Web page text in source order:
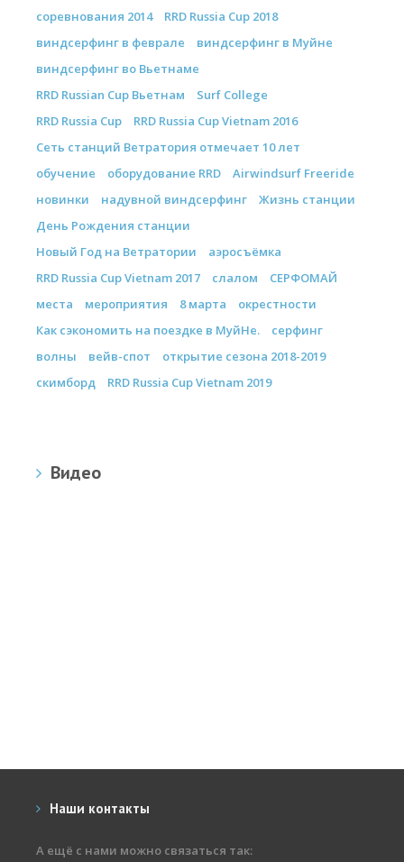
соревнования 2014
RRD Russia Cup 2018
виндсерфинг в феврале
виндсерфинг в Муйне
виндсерфинг во Вьетнаме
RRD Russian Cup Вьетнам
Surf College
RRD Russia Cup
RRD Russia Cup Vietnam 2016
Сеть станций Ветратория отмечает 10 лет
обучение
оборудование RRD
Airwindsurf Freeride
новинки
надувной виндсерфинг
Жизнь станции
День Рождения станции
Новый Год на Ветратории
аэросъёмка
RRD Russia Cup Vietnam 2017
слалом
СЕРФОМАЙ
места
мероприятия 8 марта
окрестности
Как сэкономить на поездке в МуйНе.
серфинг
волны
вейв-спот
открытие сезона 2018-2019
скимборд
RRD Russia Cup Vietnam 2019
Видео
Наши контакты
А ещё с нами можно связаться так: